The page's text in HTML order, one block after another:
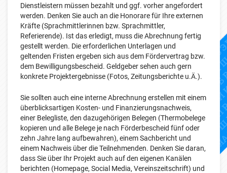
Dienstleistern müssen bezahlt und ggf. vorher angefordert
werden. Denken Sie auch an die Honorare für Ihre externen
Kräfte (Sprachmittlerinnen bzw. Sprachmittler,
Referierende). Ist das erledigt, muss die Abrechnung fertig
gestellt werden. Die erforderlichen Unterlagen und
geltenden Fristen ergeben sich aus dem Fördervertrag bzw.
dem Bewilligungsbescheid. Geldgeber sehen auch gern
konkrete Projektergebnisse (Fotos, Zeitungsberichte u.Ä.).
Sie sollten auch eine interne Abrechnung erstellen mit einem
überblicksartigen Kosten- und Finanzierungsnachweis,
einer Belegliste, den dazugehörigen Belegen (Thermobelege
kopieren und alle Belege je nach Förderbescheid fünf oder
zehn Jahre lang aufbewahren), einem Sachbericht und
einem Nachweis über die Teilnehmenden. Denken Sie daran,
dass Sie über Ihr Projekt auch auf den eigenen Kanälen
berichten (Homepage, Social Media, Vereinszeitschrift) und